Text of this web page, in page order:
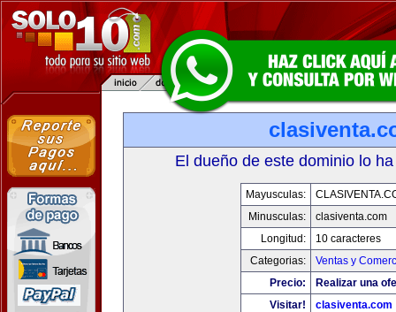
El dueño de este dominio lo
Mayusculas:
Minusculas:
clasiventa.com
Longitud:
10 caracteres
Categorias:
Ventas y
Precio:
Realizar una
Visitar!
clasiventa.com